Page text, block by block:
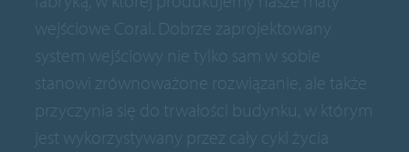
wejściowe Coral. Dobrze zaprojektowany
system wejściowy nie tylko sam w sobie
stanowi zrównoważone rozwiązanie, ale także
przyczynia się do trwałości budynku, w którym
jest wykorzystywany przez cały cykl życia